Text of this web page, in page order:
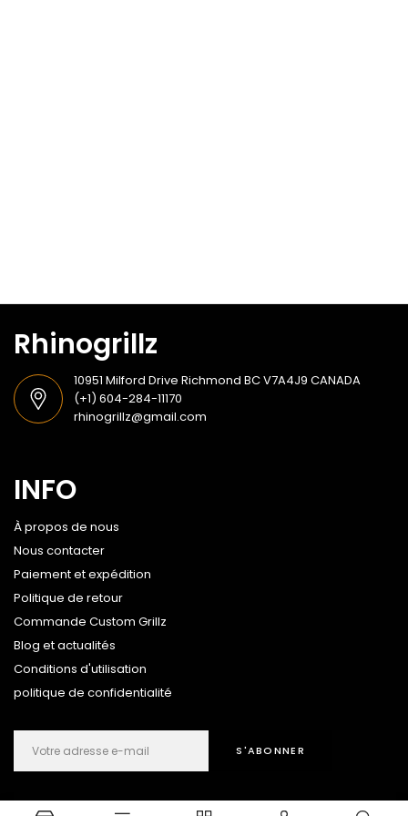
Rhinogrillz
10951 Milford Drive Richmond BC V7A4J9 CANADA
(+1) 604-284-11170
rhinogrillz@gmail.com
INFO
À propos de nous
Nous contacter
Paiement et expédition
Politique de retour
Commande Custom Grillz
Blog et actualités
Conditions d'utilisation
politique de confidentialité
S'ABONNER